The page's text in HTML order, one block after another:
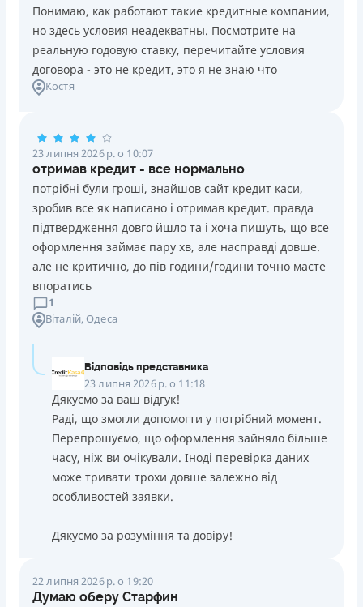
Понимаю, как работают такие кредитные компании,
но здесь условия неадекватны. Посмотрите на
реальную годовую ставку, перечитайте условия
договора - это не кредит, это я не знаю что
Костя
23 липня 2026 р. о 10:07
отримав кредит - все нормально
потрібні були гроші, знайшов сайт кредит каси,
зробив все як написано і отримав кредит. правда
підтвердження довго йшло та і хоча пишуть, що все
оформлення займає пару хв, але насправді довше.
але не критично, до пів години/години точно маєте
впоратись
1
Віталій, Одеса
Відповідь представника
23 липня 2026 р. о 11:18
Дякуємо за ваш відгук!
Раді, що змогли допомогти у потрібний момент.
Перепрошуємо, що оформлення зайняло більше
часу, ніж ви очікували. Іноді перевірка даних
може тривати трохи довше залежно від
особливостей заявки.
Дякуємо за розуміння та довіру!
22 липня 2026 р. о 19:20
Думаю оберу Старфин